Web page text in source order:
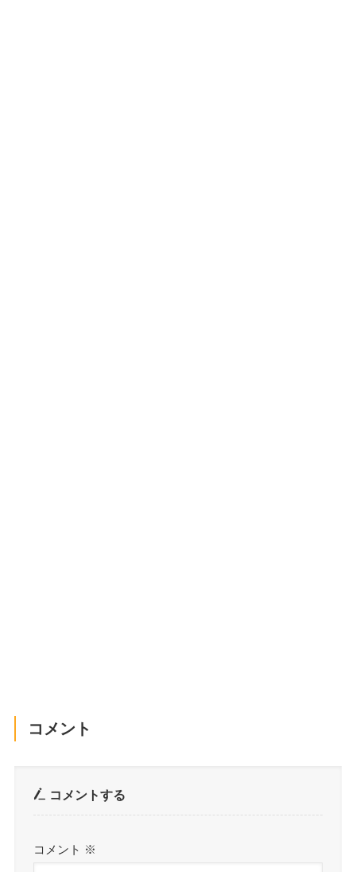
コメント
コメントする
コメント ※